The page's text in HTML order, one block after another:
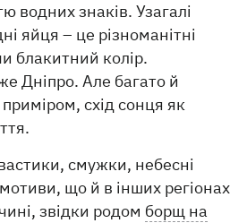
водних знаків. Узагалі
яйця – це різноманітні
блакитний колір.
Дніпро. Але багато й
схід сонця як
смужки, небесні
що й в інших регіонах
звідки родом борщ на